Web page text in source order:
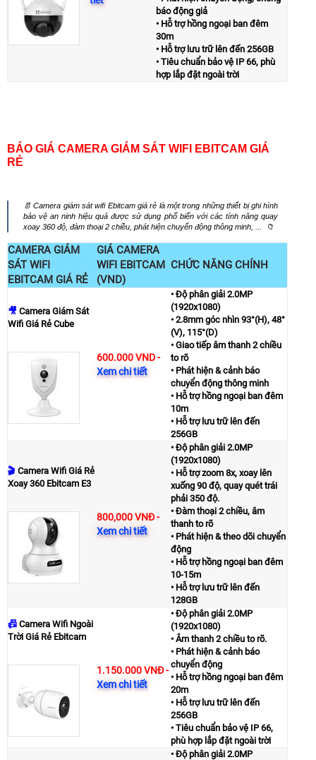
báo động giả
• Hỗ trợ hồng ngoại ban đêm
30m
• Hỗ trợ lưu trữ lên đến 256GB
• Tiêu chuẩn bảo vệ IP 66, phù
hợp lắp đặt ngoài trời
BÁO GIÁ CAMERA GIÁM SÁT WIFI EBITCAM GIÁ
RẺ
📄 Camera giám sát wifi Ebitcam giá rẻ là một trong những thiết bị ghi hình
bảo vệ an ninh hiệu quả được sử dụng phổ biến với các tính năng quay
xoay 360 độ, đàm thoại 2 chiều, phát hiện chuyển động thông minh, ... 📁
CAMERA GIÁM
SÁT WIFI
EBITCAM GIÁ RẺ
GIÁ CAMERA
WIFI EBITCAM
(VND)
CHỨC NĂNG CHÍNH
🎥 Camera Giám Sát
Wifi Giá Rẻ Cube
600.000 VND-
Xem chi tiết
• Độ phân giải 2.0MP
(1920x1080)
• 2.8mm góc nhìn 93°(H), 48°
(V), 115°(D)
• Giao tiếp âm thanh 2 chiều
to rõ
• Phát hiện & cảnh báo
chuyển động thông minh
• Hỗ trợ hồng ngoại ban đêm
10m
• Hỗ trợ lưu trữ lên đến
256GB
🎬 Camera Wifi Giá Rẻ
Xoay 360 Ebitcam E3
800,000 VNĐ-
Xem chi tiết
• Độ phân giải 2.0MP
(1920x1080)
• Hỗ trợ zoom 8x, xoay lên
xuống 90 độ, quay quét trái
phải 350 độ.
• Đàm thoại 2 chiều, âm
thanh to rõ
• Phát hiện & theo dõi chuyển
động
• Hỗ trợ hồng ngoại ban đêm
10-15m
• Hỗ trợ lưu trữ lên đến
128GB
📠 Camera Wifi Ngoài
Trời Giá Rẻ Ebitcam
1.150.000 VNĐ-
Xem chi tiết
• Độ phân giải 2.0MP
(1920x1080)
• Âm thanh 2 chiều to rõ.
• Phát hiện & cảnh báo
chuyển động
• Hỗ trợ hồng ngoại ban đêm
20m
• Hỗ trợ lưu trữ lên đến
256GB
• Tiêu chuẩn bảo vệ IP 66,
phù hợp lắp đặt ngoài trời
• Độ phân giải 2.0MP